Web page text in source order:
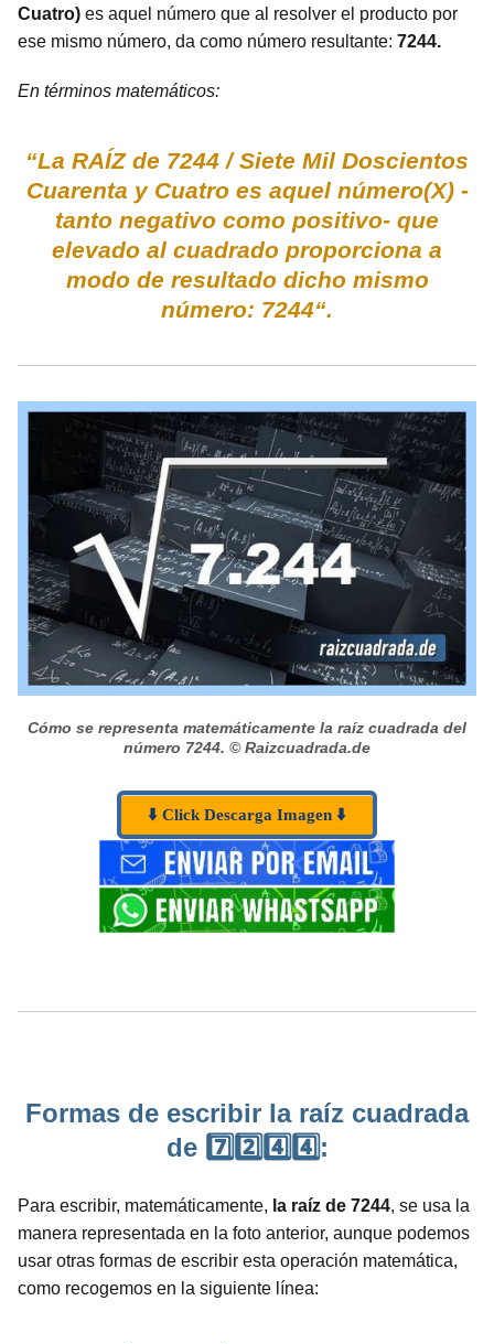
Cuatro) es aquel número que al resolver el producto por
ese mismo número, da como número resultante: 7244.
En términos matemáticos:
“La RAÍZ de 7244 / Siete Mil Doscientos
Cuarenta y Cuatro es aquel número(X) -
tanto negativo como positivo- que
elevado al cuadrado proporciona a
modo de resultado dicho mismo
número: 7244“.
Cómo se representa matemáticamente la raíz cuadrada del
número 7244. © Raizcuadrada.de
⬇️ Click Descarga Imagen ⬇️
Formas de escribir la raíz cuadrada
de 7️⃣2️⃣4️⃣4️⃣:
Para escribir, matemáticamente, la raíz de 7244, se usa la
manera representada en la foto anterior, aunque podemos
usar otras formas de escribir esta operación matemática,
como recogemos en la siguiente línea: